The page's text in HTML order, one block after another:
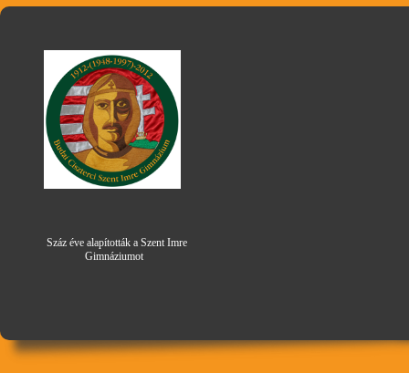
Száz éve alapították a Szent Imre
Gimnáziumot